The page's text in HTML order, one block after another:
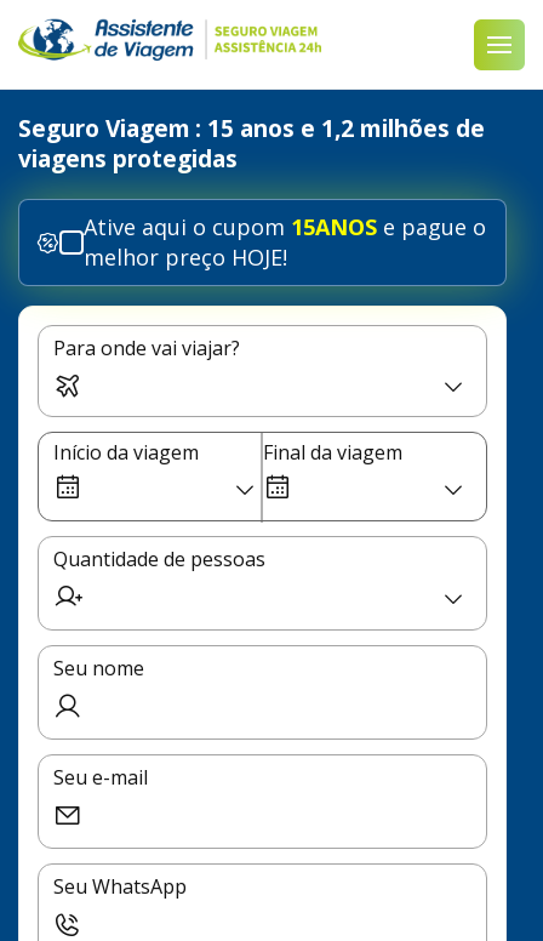
Seguro Viagem : 15 anos e 1,2 milhões de
viagens protegidas
Ative aqui o cupom 15ANOS e pague o
melhor preço HOJE!
Para onde vai viajar?
Início da viagem Final da viagem
Quantidade de pessoas
Seu nome
Seu e-mail
Seu WhatsApp